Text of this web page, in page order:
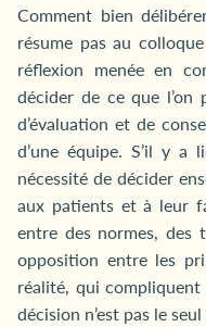
Comment bien
résume pas au
réflexion menée en
décider de ce que l’on
d’évaluation et de
d’une équipe. S’il y a
nécessité de décider
aux patients et à leur
entre des normes, des
opposition entre les
réalité, qui
décision n’est pas le